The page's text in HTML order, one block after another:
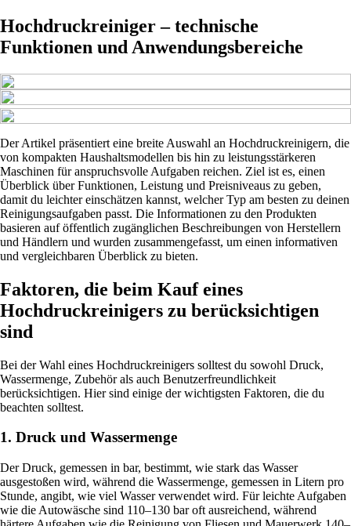
Hochdruckreiniger – technische
Funktionen und Anwendungsbereiche
Der Artikel präsentiert eine breite Auswahl an Hochdruckreinigern, die
von kompakten Haushaltsmodellen bis hin zu leistungsstärkeren
Maschinen für anspruchsvolle Aufgaben reichen. Ziel ist es, einen
Überblick über Funktionen, Leistung und Preisniveaus zu geben,
damit du leichter einschätzen kannst, welcher Typ am besten zu deinen
Reinigungsaufgaben passt. Die Informationen zu den Produkten
basieren auf öffentlich zugänglichen Beschreibungen von Herstellern
und Händlern und wurden zusammengefasst, um einen informativen
und vergleichbaren Überblick zu bieten.
Faktoren, die beim Kauf eines
Hochdruckreinigers zu berücksichtigen
sind
Bei der Wahl eines Hochdruckreinigers solltest du sowohl Druck,
Wassermenge, Zubehör als auch Benutzerfreundlichkeit
berücksichtigen. Hier sind einige der wichtigsten Faktoren, die du
beachten solltest.
1. Druck und Wassermenge
Der Druck, gemessen in bar, bestimmt, wie stark das Wasser
ausgestoßen wird, während die Wassermenge, gemessen in Litern pro
Stunde, angibt, wie viel Wasser verwendet wird. Für leichte Aufgaben
wie die Autowäsche sind 110–130 bar oft ausreichend, während